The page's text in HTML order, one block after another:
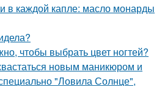
в каждой капле: масло монарды
чтобы выбрать цвет ногтей?
новым маникюром и
"Ловила Солнце",